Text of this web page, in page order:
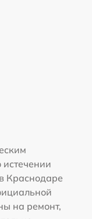
Краснодаре
на ремонт,